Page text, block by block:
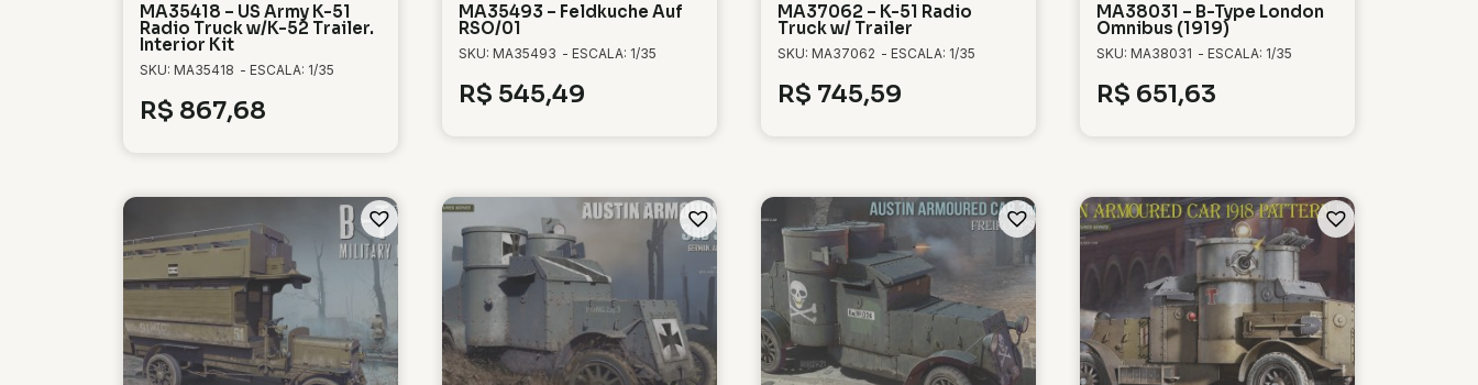
MA35418 – US Army K-51
Radio Truck w/K-52 Trailer.
Interior Kit
SKU: MA35418 - ESCALA: 1/35
R$ 867,68
MA35493 – Feldkuche Auf
RSO/01
SKU: MA35493 - ESCALA: 1/35
R$ 545,49
MA37062 – K-51 Radio
Truck w/ Trailer
SKU: MA37062 - ESCALA: 1/35
R$ 745,59
MA38031 – B-Type London
Omnibus (1919)
SKU: MA38031 - ESCALA: 1/35
R$ 651,63